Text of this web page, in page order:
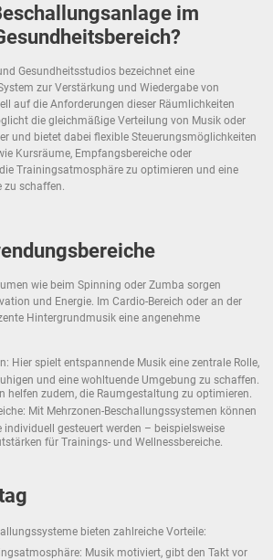
im
Gesundheitsstudios bezeichnet eine
zur Verstärkung und Wiedergabe von
auf die Anforderungen dieser Räumlichkeiten
die gleichmäßige Verteilung von Musik oder
und bietet dabei flexible Steuerungsmöglichkeiten
Kursräume, Empfangsbereiche oder
Trainingsatmosphäre zu optimieren und eine
zu schaffen.
wie beim Spinning oder Zumba sorgen
und Energie. Im Cardio-Bereich oder an der
Hintergrundmusik eine angenehme
Hier spielt entspannende Musik eine zentrale Rolle,
und eine wohltuende Umgebung zu schaffen.
helfen zudem, die Raumgestaltung zu optimieren.
Mit Mehrzonen-Beschallungssystemen können
individuell gesteuert werden – beispielsweise
für Trainings- und Wellnessbereiche.
bieten zahlreiche Vorteile:
Musik motiviert, gibt den Takt vor